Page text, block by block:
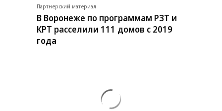
Партнерский материал
В Воронеже по программам РЗТ и
КРТ расселили 111 домов с 2019
года